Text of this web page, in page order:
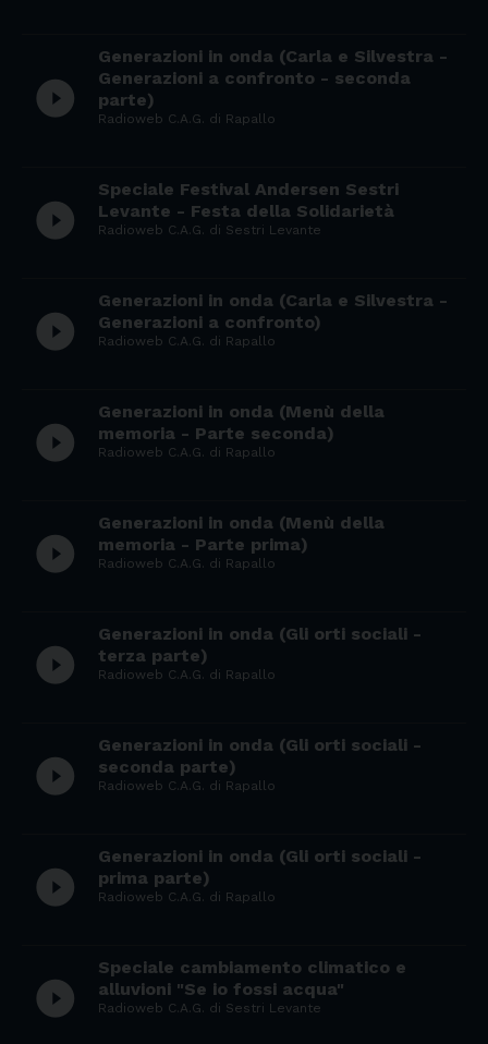
play_circle_filled
Generazioni in onda (Carla e Silvestra -
Generazioni a confronto - seconda
parte)
Radioweb C.A.G. di Rapallo
play_circle_filled
Speciale Festival Andersen Sestri
Levante - Festa della Solidarietà
Radioweb C.A.G. di Sestri Levante
play_circle_filled
Generazioni in onda (Carla e Silvestra -
Generazioni a confronto)
Radioweb C.A.G. di Rapallo
play_circle_filled
Generazioni in onda (Menù della
memoria - Parte seconda)
Radioweb C.A.G. di Rapallo
play_circle_filled
Generazioni in onda (Menù della
memoria - Parte prima)
Radioweb C.A.G. di Rapallo
play_circle_filled
Generazioni in onda (Gli orti sociali -
terza parte)
Radioweb C.A.G. di Rapallo
play_circle_filled
Generazioni in onda (Gli orti sociali -
seconda parte)
Radioweb C.A.G. di Rapallo
play_circle_filled
Generazioni in onda (Gli orti sociali -
prima parte)
Radioweb C.A.G. di Rapallo
play_circle_filled
Speciale cambiamento climatico e
alluvioni "Se io fossi acqua"
Radioweb C.A.G. di Sestri Levante